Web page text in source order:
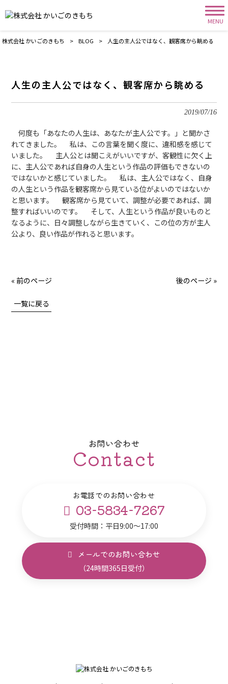
MENU
株式会社 かいごのきもち > BLOG > 人生の主人公ではなく、観客席から眺める
人生の主人公ではなく、観客席から眺める
2019/07/16
何度も「あなたの人生は、あなたが主人公です。」と聞かさ
れてきました。 私は、この言葉を聞く度に、違和感を感じて
いました。 主人公とは聞こえがいいですが、客観性に欠く上
に、主人公であれば自身の人生という作品の評価もできないの
ではないかと感じていました。 私は、主人公ではなく、自身
の人生という作品を観客席から見ている位がよいのではないか
と思います。 観客席から見ていて、調整が必要であれば、調
整すればいいのです。 そして、人生という作品が良いものと
なるように、日々調整しながら生きていく、この位の方が主人
公より、良い作品が作れると思います。
« 前のページ 後のページ »
一覧に戻る
お問い合わせ
Contact
お電話でのお問い合わせ
03-5834-7267
受付時間：平日9:00～17:00
メールでのお問い合わせ
（24時間365日受付）